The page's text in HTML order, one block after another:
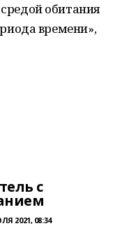
обитания
времени»,
с
2021, 08:34